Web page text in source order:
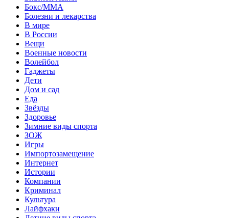
Бокс/MMA
Болезни и лекарства
В мире
В России
Вещи
Военные новости
Волейбол
Гаджеты
Дети
Дом и сад
Еда
Звёзды
Здоровье
Зимние виды спорта
ЗОЖ
Игры
Импортозамещение
Интернет
Истории
Компании
Криминал
Культура
Лайфхаки